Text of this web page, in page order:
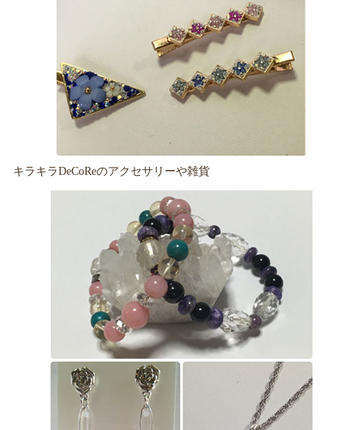
キラキラDeCoReのアクセサリーや雑貨